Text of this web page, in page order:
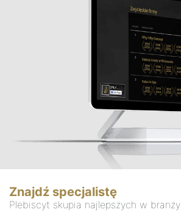
Znajdź specjalistę
Plebiscyt skupia najlepszych w branży